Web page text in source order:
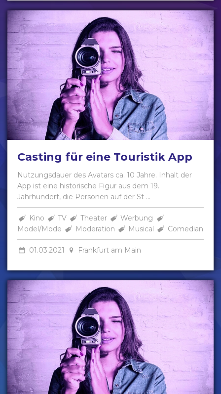
Casting für eine Touristik App
Nutzungsdauer des Avatars ca. 10 Jahre. Inhalt der
App ist eine historische Figur aus dem 19.
Jahrhundert, die Personen auf der St ...
Kino TV Theater
Werbung
Model/Mode
Moderation Musical Comedian
01.03.2021 Frankfurt am Main